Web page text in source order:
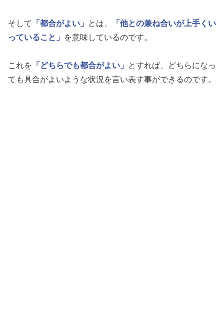
そして 「都合がよい」 とは、
「他との兼ね合いが上手くい
っていること」
を意味しているのです。
これを 「どちらでも都合がよい」
とすれば、どちらになっ
ても具合がよいような状況を言い表す事ができるのです。